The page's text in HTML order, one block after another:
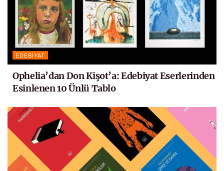
EDEBIYAT
Ophelia’dan Don Kişot’a: Edebiyat Eserlerinden
Esinlenen 10 Ünlü Tablo